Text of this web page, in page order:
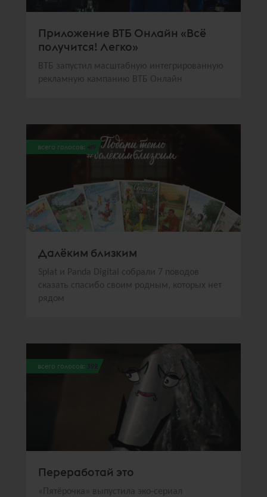
Приложение ВТБ Онлайн «Всё
получится! Легко»
ВТБ запустил масштабную интегрированную
рекламную кампанию ВТБ Онлайн
всего голосов: 419
Далёким близким
Splat и Panda Digital собрали 7 поводов
сказать спасибо своим родным, которых нет
рядом
всего голосов: 392
Переработай это
«Пятёрочка» выпустила эко-сериал